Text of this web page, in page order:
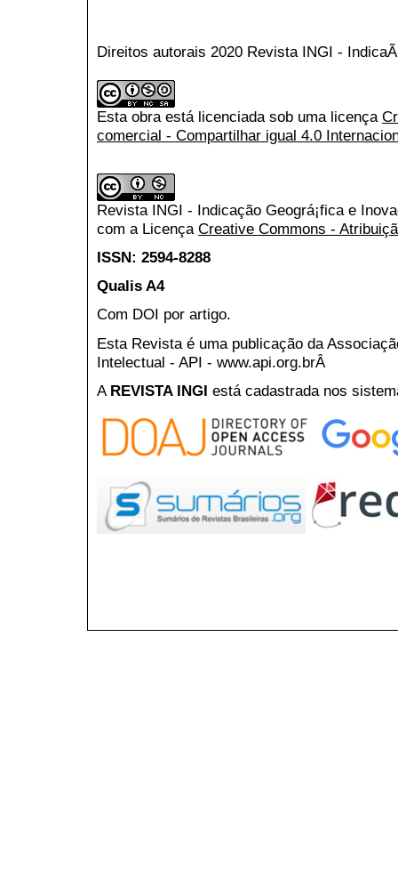
Direitos autorais 2020 Revista INGI -
Esta obra está licenciada sob uma licença
comercial - Compartilhar igual 4.0
Revista INGI - Indicação Geográ¡fica e
com a Licença Creative Commons -
ISSN: 2594-8288
Qualis A4
Com DOI por artigo.
Esta Revista é uma publicação da
Intelectual - API - www.api.org.brÂ
A REVISTA INGI está cadastrada nos